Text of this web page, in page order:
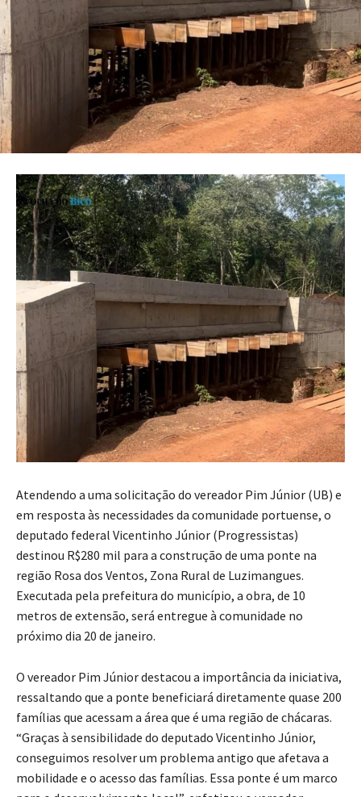
Atendendo a uma solicitação do vereador Pim Júnior (UB) e
em resposta às necessidades da comunidade portuense, o
deputado federal Vicentinho Júnior (Progressistas)
destinou R$280 mil para a construção de uma ponte na
região Rosa dos Ventos, Zona Rural de Luzimangues.
Executada pela prefeitura do município, a obra, de 10
metros de extensão, será entregue à comunidade no
próximo dia 20 de janeiro.
O vereador Pim Júnior destacou a importância da iniciativa,
ressaltando que a ponte beneficiará diretamente quase 200
famílias que acessam a área que é uma região de chácaras.
“Graças à sensibilidade do deputado Vicentinho Júnior,
conseguimos resolver um problema antigo que afetava a
mobilidade e o acesso das famílias. Essa ponte é um marco